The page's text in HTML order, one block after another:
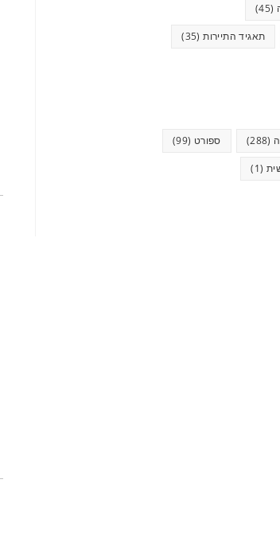
(45)
תאגיד התיירות(35)
(288) ספורט (99)
(1)